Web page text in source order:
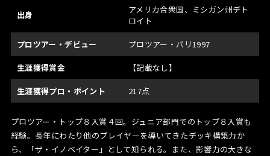
出身
アメリカ合衆国、ミシガン州デト
ロイト
プロツアー・デビュー プロツアー・パリ1997
生涯獲得賞金 【記載なし】
生涯獲得プロ・ポイント 217点
プロツアー・トップ８入賞４回。ジュニア部門でのトップ８入賞も
経験。長年にわたり他のプレイヤーを導いてきたデッキ構築力か
ら、「ザ・イノベイター」として知られる。また、影響力の大きな